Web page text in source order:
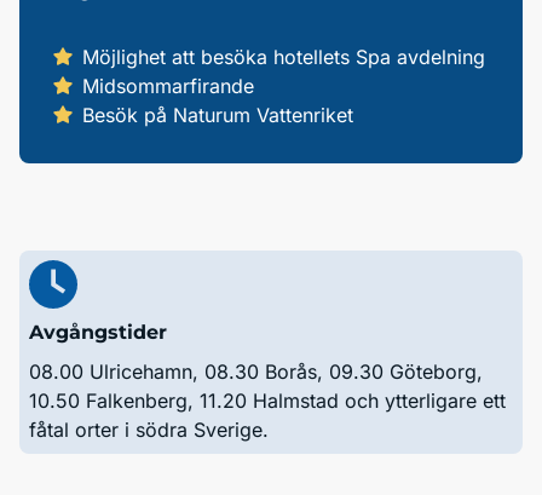
Möjlighet att besöka hotellets Spa avdelning
Midsommarfirande
Besök på Naturum Vattenriket
Avgångstider
08.00 Ulricehamn, 08.30 Borås, 09.30 Göteborg,
10.50 Falkenberg, 11.20 Halmstad och ytterligare ett
fåtal orter i södra Sverige.